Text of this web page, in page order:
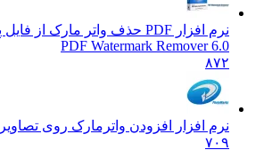
نرم افزار PDF حذف واتر مارک از فایل پی دی اف
PDF Watermark Remover 6.0
۸۷۲
نرم افزار افزودن واترمارک روی تصاویر
۷۰۹